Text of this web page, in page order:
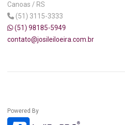
Canoas / RS
(51) 3115-3333
(51) 98185-5949
contato@josileiloeira.com.br
Powered By